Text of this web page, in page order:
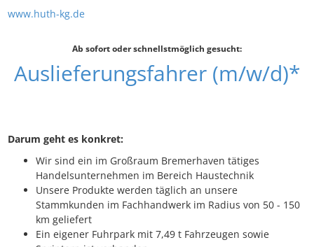
www.huth-kg.de
Ab sofort oder schnellstmöglich gesucht:
Auslieferungsfahrer (m/w/d)*
Darum geht es konkret:
Wir sind ein im Großraum Bremerhaven tätiges
Handelsunternehmen im Bereich Haustechnik
Unsere Produkte werden täglich an unsere
Stammkunden im Fachhandwerk im Radius von 50 - 150
km geliefert
Ein eigener Fuhrpark mit 7,49 t Fahrzeugen sowie